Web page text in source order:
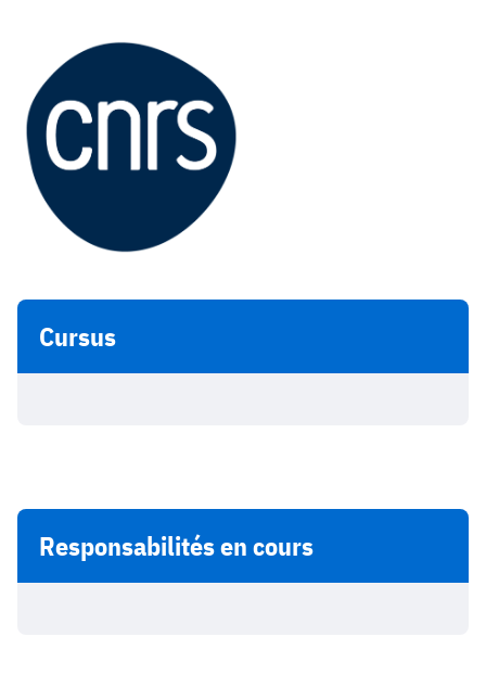
Cursus
Responsabilités en cours